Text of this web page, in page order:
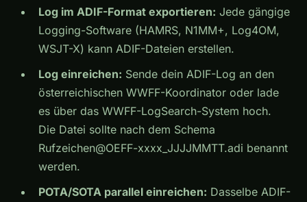
Log im ADIF-Format exportieren: Jede gängige
Logging-Software (HAMRS, N1MM+, Log4OM,
WSJT-X) kann ADIF-Dateien erstellen.
Log einreichen: Sende dein ADIF-Log an den
österreichischen WWFF-Koordinator oder lade
es über das WWFF-LogSearch-System hoch.
Die Datei sollte nach dem Schema
Rufzeichen@OEFF-xxxx_JJJJMMTT.adi benannt
werden.
POTA/SOTA parallel einreichen: Dasselbe ADIF-